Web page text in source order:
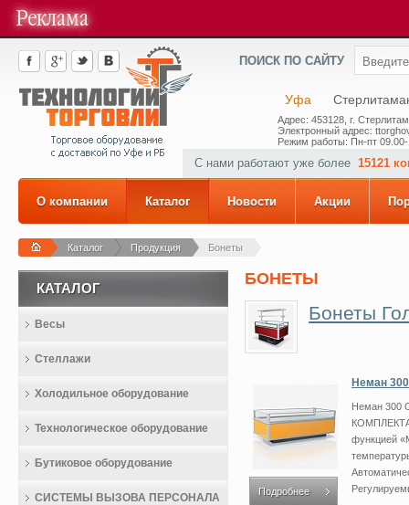
ПОИСК ПО САЙТУ
Уфа
Адрес: 453128, г.
Электронный адрес:
Режим работы: Пн-пт
С нами работают уже более 15121
О компании Каталог Новости Акции
Каталог Продукция Бонеты
БОНЕТЫ
Бонеты
Подробнее
Неман
Неман
функцией
КАТАЛОГ
Весы
Стеллажи
Холодильное оборудование
Технологическое оборудование
Бутиковое оборудование
СИСТЕМЫ ВЫЗОВА ПЕРСОНАЛА